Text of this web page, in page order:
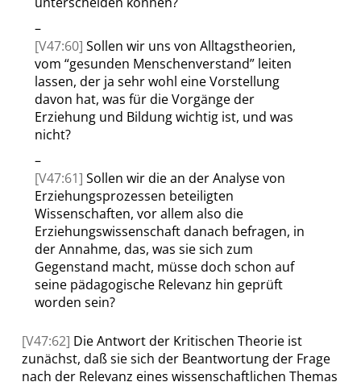
–
[V47:60] Sollen wir uns von Alltagstheorien,
vom “gesunden Menschenverstand” leiten
lassen, der ja sehr wohl eine Vorstellung
davon hat, was für die Vorgänge der
Erziehung und Bildung wichtig ist, und was
nicht?
–
[V47:61] Sollen wir die an der Analyse von
Erziehungsprozessen beteiligten
Wissenschaften, vor allem also die
Erziehungswissenschaft danach befragen, in
der Annahme, das, was sie sich zum
Gegenstand macht, müsse doch schon auf
seine pädagogische Relevanz hin geprüft
worden sein?
[V47:62] Die Antwort der Kritischen Theorie ist
zunächst, daß sie sich der Beantwortung der Frage
nach der Relevanz eines wissenschaftlichen Themas